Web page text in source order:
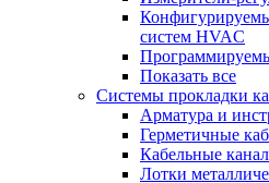
систем HVAC
Показать все
Системы прокладки
Арматура и
Герметичные
Кабельные
Лотки